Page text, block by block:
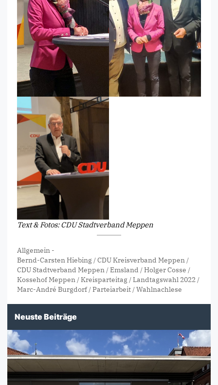
Text & Fotos: CDU Stadtverband Meppen
Allgemein -
Bernd-Carsten Hiebing /CDU Kreisverband Meppen /
CDU Stadtverband Meppen /Emsland /Holger Cosse /
Kossehof Meppen /Kreisparteitag /Landtagswahl 2022 /
Marc-André Burgdorf/Parteiarbeit /Wahlnachlese
Neuste Beiträge